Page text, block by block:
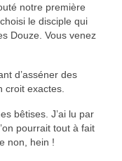
notre première
le disciple qui
Douze. Vous venez
d’asséner des
croit exactes.
bêtises. J’ai lu par
pourrait tout à fait
non, hein !